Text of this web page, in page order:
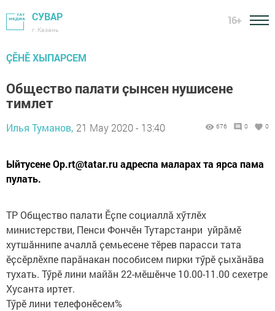
СУВАР
г. Казань
16+
ÇӖНӖ ХЫПАРСЕМ
Общество палати ҫынсен нушисене
тимлет
Илья Туманов, 21 May 2020 - 13:40 676 0 0
Ыйтусене Op.rt@tatar.ru адреспа маларах та ярса пама
пулать.
ТР Общество палати Ӗҫпе социаллӑ хӳтлӗх
министерстви, Пенси Фончӗн Тутарстанри уйрӑмӗ
хутшӑннипе ачаллӑ ҫемьесене тӗрев парасси тата
ӗҫсӗрлӗхпе парӑнакан пособисем пирки тӳрӗ ҫыхӑнӑва
тухать. Тӳрӗ лини майӑн 22-мӗшӗнче 10.00-11.00 сехетре
Хусанта иртет.
Тӳрӗ лини телефонӗсем%